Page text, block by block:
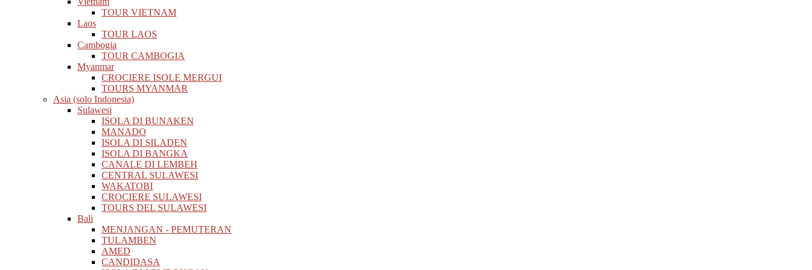
TOUR VIETNAM
Laos
TOUR LAOS
Cambogia
TOUR CAMBOGIA
Myanmar
CROCIERE ISOLE MERGUI
TOURS MYANMAR
Asia (solo Indonesia)
Sulawesi
ISOLA DI BUNAKEN
MANADO
ISOLA DI SILADEN
ISOLA DI BANGKA
CANALE DI LEMBEH
CENTRAL SULAWESI
WAKATOBI
CROCIERE SULAWESI
TOURS DEL SULAWESI
Bali
MENJANGAN - PEMUTERAN
TULAMBEN
AMED
CANDIDASA